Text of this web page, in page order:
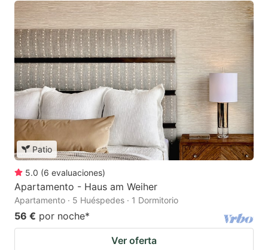
Patio
5.0 (6 evaluaciones)
Apartamento - Haus am Weiher
Apartamento · 5 Huéspedes · 1 Dormitorio
56 € por noche*
Ver oferta